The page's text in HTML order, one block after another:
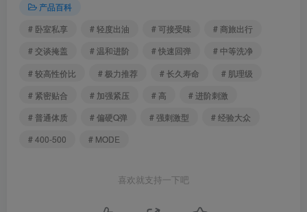
产品百科
# 卧室私享
# 轻度出油 # 可接受味
# 商旅出行
# 交谈掩盖
# 温和进阶 # 快速回弹
# 中等洗净
# 较高性价比
# 极力推荐 # 长久寿命
# 肌理级
# 紧密贴合
# 加强紧压 # 高
# 进阶刺激
# 普通体质
# 偏硬Q弹 # 强刺激型
# 经验大众
# 400-500
# MODE
喜欢就支持一下吧